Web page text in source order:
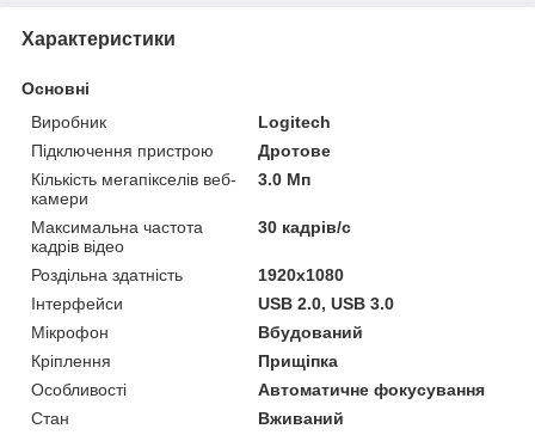
Характеристики
Основні
Виробник
Logitech
Підключення пристрою
Дротове
Кількість мегапікселів веб-
камери
3.0 Мп
Максимальна частота
кадрів відео
30 кадрів/с
Роздільна здатність
1920x1080
Інтерфейси
USB 2.0, USB 3.0
Мікрофон
Вбудований
Кріплення
Прищіпка
Особливості
Автоматичне фокусування
Стан
Вживаний